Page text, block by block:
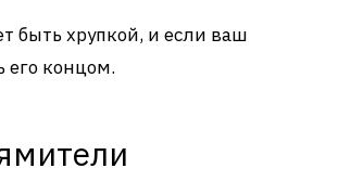
быть хрупкой, и если ваш
его концом.